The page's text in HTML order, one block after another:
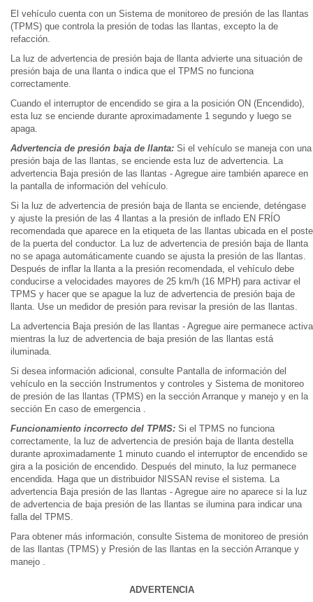
El vehículo cuenta con un Sistema de monitoreo de presión de las llantas
(TPMS) que controla la presión de todas las llantas, excepto la de
refacción.
La luz de advertencia de presión baja de llanta advierte una situación de
presión baja de una llanta o indica que el TPMS no funciona
correctamente.
Cuando el interruptor de encendido se gira a la posición ON (Encendido),
esta luz se enciende durante aproximadamente 1 segundo y luego se
apaga.
Advertencia de presión baja de llanta: Si el vehículo se maneja con una
presión baja de las llantas, se enciende esta luz de advertencia. La
advertencia Baja presión de las llantas - Agregue aire también aparece en
la pantalla de información del vehículo.
Si la luz de advertencia de presión baja de llanta se enciende, deténgase
y ajuste la presión de las 4 llantas a la presión de inflado EN FRÍO
recomendada que aparece en la etiqueta de las llantas ubicada en el poste
de la puerta del conductor. La luz de advertencia de presión baja de llanta
no se apaga automáticamente cuando se ajusta la presión de las llantas.
Después de inflar la llanta a la presión recomendada, el vehículo debe
conducirse a velocidades mayores de 25 km/h (16 MPH) para activar el
TPMS y hacer que se apague la luz de advertencia de presión baja de
llanta. Use un medidor de presión para revisar la presión de las llantas.
La advertencia Baja presión de las llantas - Agregue aire permanece activa
mientras la luz de advertencia de baja presión de las llantas está
iluminada.
Si desea información adicional, consulte Pantalla de información del
vehículo en la sección Instrumentos y controles y Sistema de monitoreo
de presión de las llantas (TPMS) en la sección Arranque y manejo y en la
sección En caso de emergencia .
Funcionamiento incorrecto del TPMS: Si el TPMS no funciona
correctamente, la luz de advertencia de presión baja de llanta destella
durante aproximadamente 1 minuto cuando el interruptor de encendido se
gira a la posición de encendido. Después del minuto, la luz permanece
encendida. Haga que un distribuidor NISSAN revise el sistema. La
advertencia Baja presión de las llantas - Agregue aire no aparece si la luz
de advertencia de baja presión de las llantas se ilumina para indicar una
falla del TPMS.
Para obtener más información, consulte Sistema de monitoreo de presión
de las llantas (TPMS) y Presión de las llantas en la sección Arranque y
manejo .
ADVERTENCIA